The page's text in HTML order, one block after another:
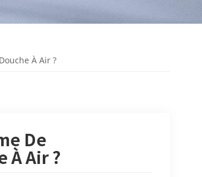
À Air ?
De
À Air ?